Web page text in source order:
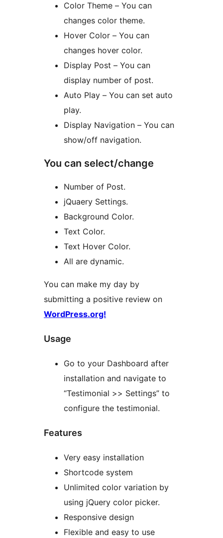
Color Theme – You can
changes color theme.
Hover Color – You can
changes hover color.
Display Post – You can
display number of post.
Auto Play – You can set auto
play.
Display Navigation – You can
show/off navigation.
You can select/change
Number of Post.
jQuaery Settings.
Background Color.
Text Color.
Text Hover Color.
All are dynamic.
You can make my day by
submitting a positive review on
WordPress.org!
Usage
Go to your Dashboard after
installation and navigate to
“Testimonial >> Settings” to
configure the testimonial.
Features
Very easy installation
Shortcode system
Unlimited color variation by
using jQuery color picker.
Responsive design
Flexible and easy to use